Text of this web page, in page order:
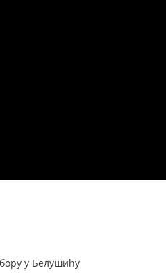
у Белушићу